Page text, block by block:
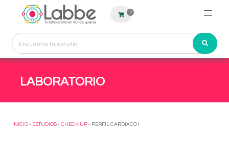
0
LABORATORIO
INICIO - ESTUDIOS - CHECK UP - PERFIL CARDIACO I